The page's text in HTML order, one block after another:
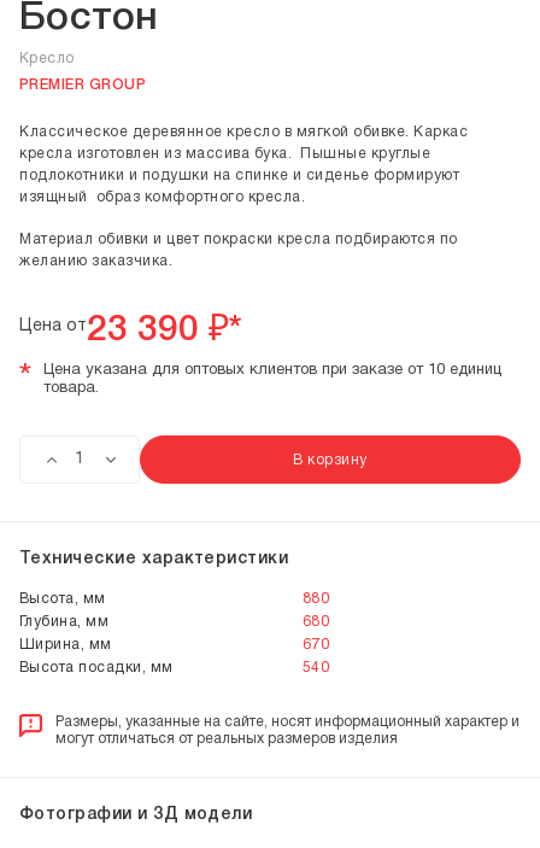
Бостон
Кресло
PREMIER GROUP
Классическое деревянное кресло в мягкой обивке. Каркас
кресла изготовлен из массива бука. Пышные круглые
подлокотники и подушки на спинке и сиденье формируют
изящный образ комфортного кресла.
Материал обивки и цвет покраски кресла подбираются по
желанию заказчика.
Цена от23 390 ₽*
*
Цена указана для оптовых клиентов при заказе от 10 единиц
товара.
В корзину
Технические характеристики
Высота, мм
880
Глубина, мм
680
Ширина, мм
670
Высота посадки, мм
540
Размеры, указанные на сайте, носят информационный характер и
могут отличаться от реальных размеров изделия
Фотографии и 3Д модели